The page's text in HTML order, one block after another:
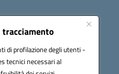
di profilazione degli utenti -
tecnici necessari al
Seguici su: